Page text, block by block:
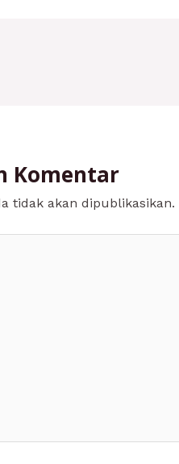
Komentar
tidak akan dipublikasikan.